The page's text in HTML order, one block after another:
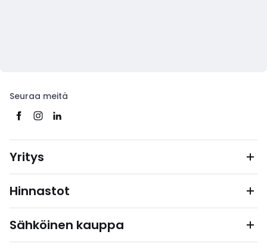
Seuraa meitä
Yritys
Hinnastot
Sähköinen kauppa